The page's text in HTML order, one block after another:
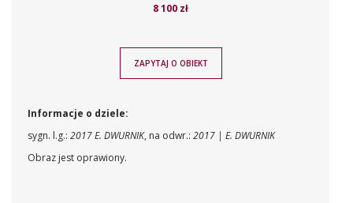
8 100 zł
ZAPYTAJ O OBIEKT
Informacje o dziele:
sygn. l.g.: 2017 E. DWURNIK, na odwr.: 2017 | E. DWURNIK
Obraz jest oprawiony.